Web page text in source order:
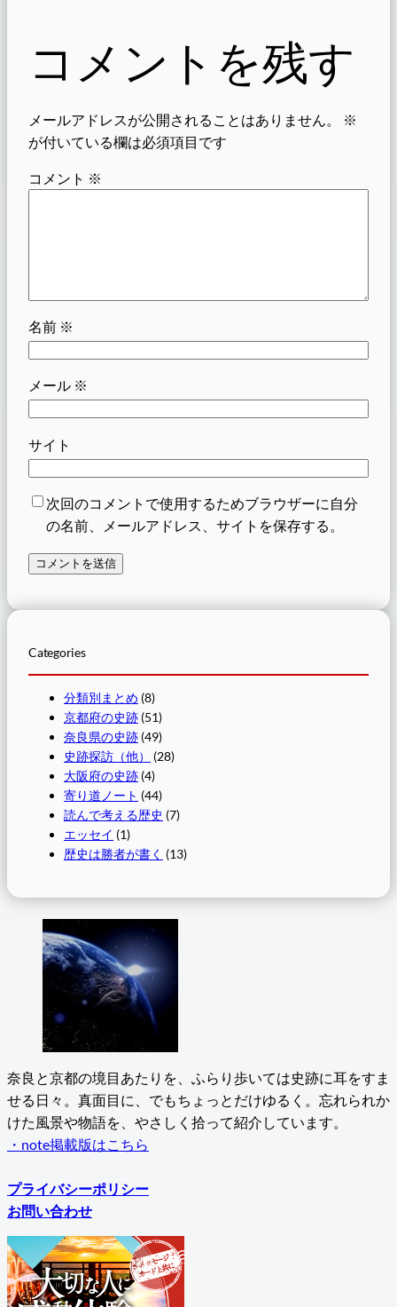
コメントを残す
メールアドレスが公開されることはありません。
※
が付いている欄は必須項目です
コメント ※
名前 ※
メール ※
サイト
次回のコメントで使用するためブラウザーに自分
の名前、メールアドレス、サイトを保存する。
Categories
分類別まとめ (8)
京都府の史跡 (51)
奈良県の史跡 (49)
史跡探訪（他）
(28)
大阪府の史跡 (4)
寄り道ノート (44)
読んで考える歴史 (7)
エッセイ (1)
歴史は勝者が書く (13)
奈良と京都の境目あたりを、ふらり歩いては史跡に耳をすま
せる日々。真面目に、でもちょっとだけゆるく。忘れられか
けた風景や物語を、やさしく拾って紹介しています。
・note掲載版はこちら
プライバシーポリシー
お問い合わせ